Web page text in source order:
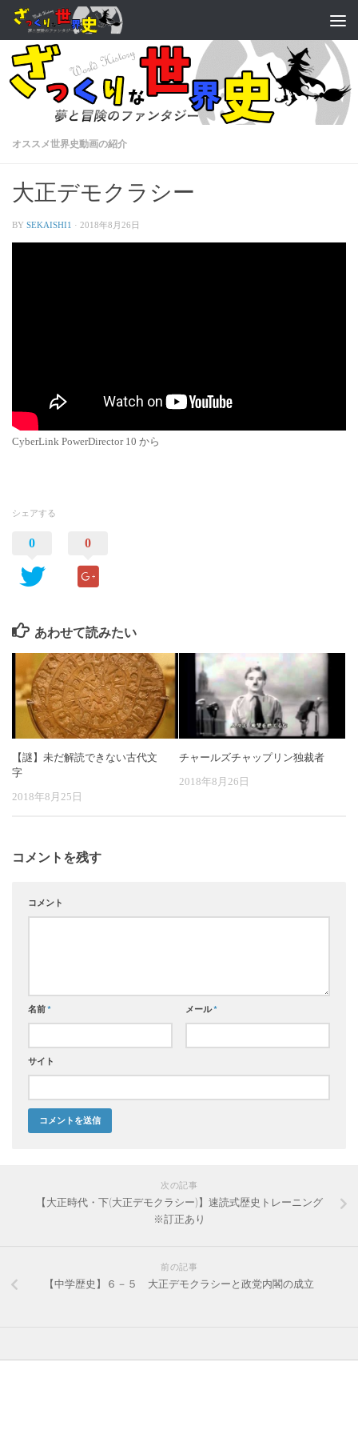
オススメ世界史動画の紹介
大正デモクラシー
BY SEKAISHI1 · 2018年8月26日
CyberLink PowerDirector 10 から
シェアする
0 0
あわせて読みたい
【謎】未だ解読できない古代文
字
2018年8月25日
チャールズチャップリン独裁者
2018年8月26日
コメントを残す
コメント
名前* メール*
サイト
次の記事
【大正時代・下(大正デモクラシー)】速読式歴史トレーニング
※訂正あり
前の記事
【中学歴史】６－５ 大正デモクラシーと政党内閣の成立